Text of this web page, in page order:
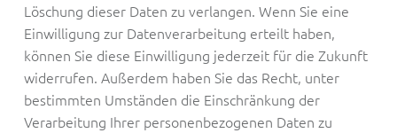
Löschung dieser Daten zu verlangen. Wenn Sie eine
Einwilligung zur Datenverarbeitung erteilt haben,
können Sie diese Einwilligung jederzeit für die Zukunft
widerrufen. Außerdem haben Sie das Recht, unter
bestimmten Umständen die Einschränkung der
Verarbeitung Ihrer personenbezogenen Daten zu